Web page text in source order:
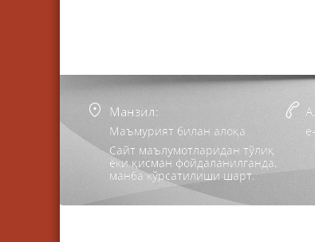
Манзил:
Маъмурият билан алоқа
Сайт маълумотларидан тўлиқ
ёки қисман фойдаланилганда,
манба кўрсатилиши шарт.